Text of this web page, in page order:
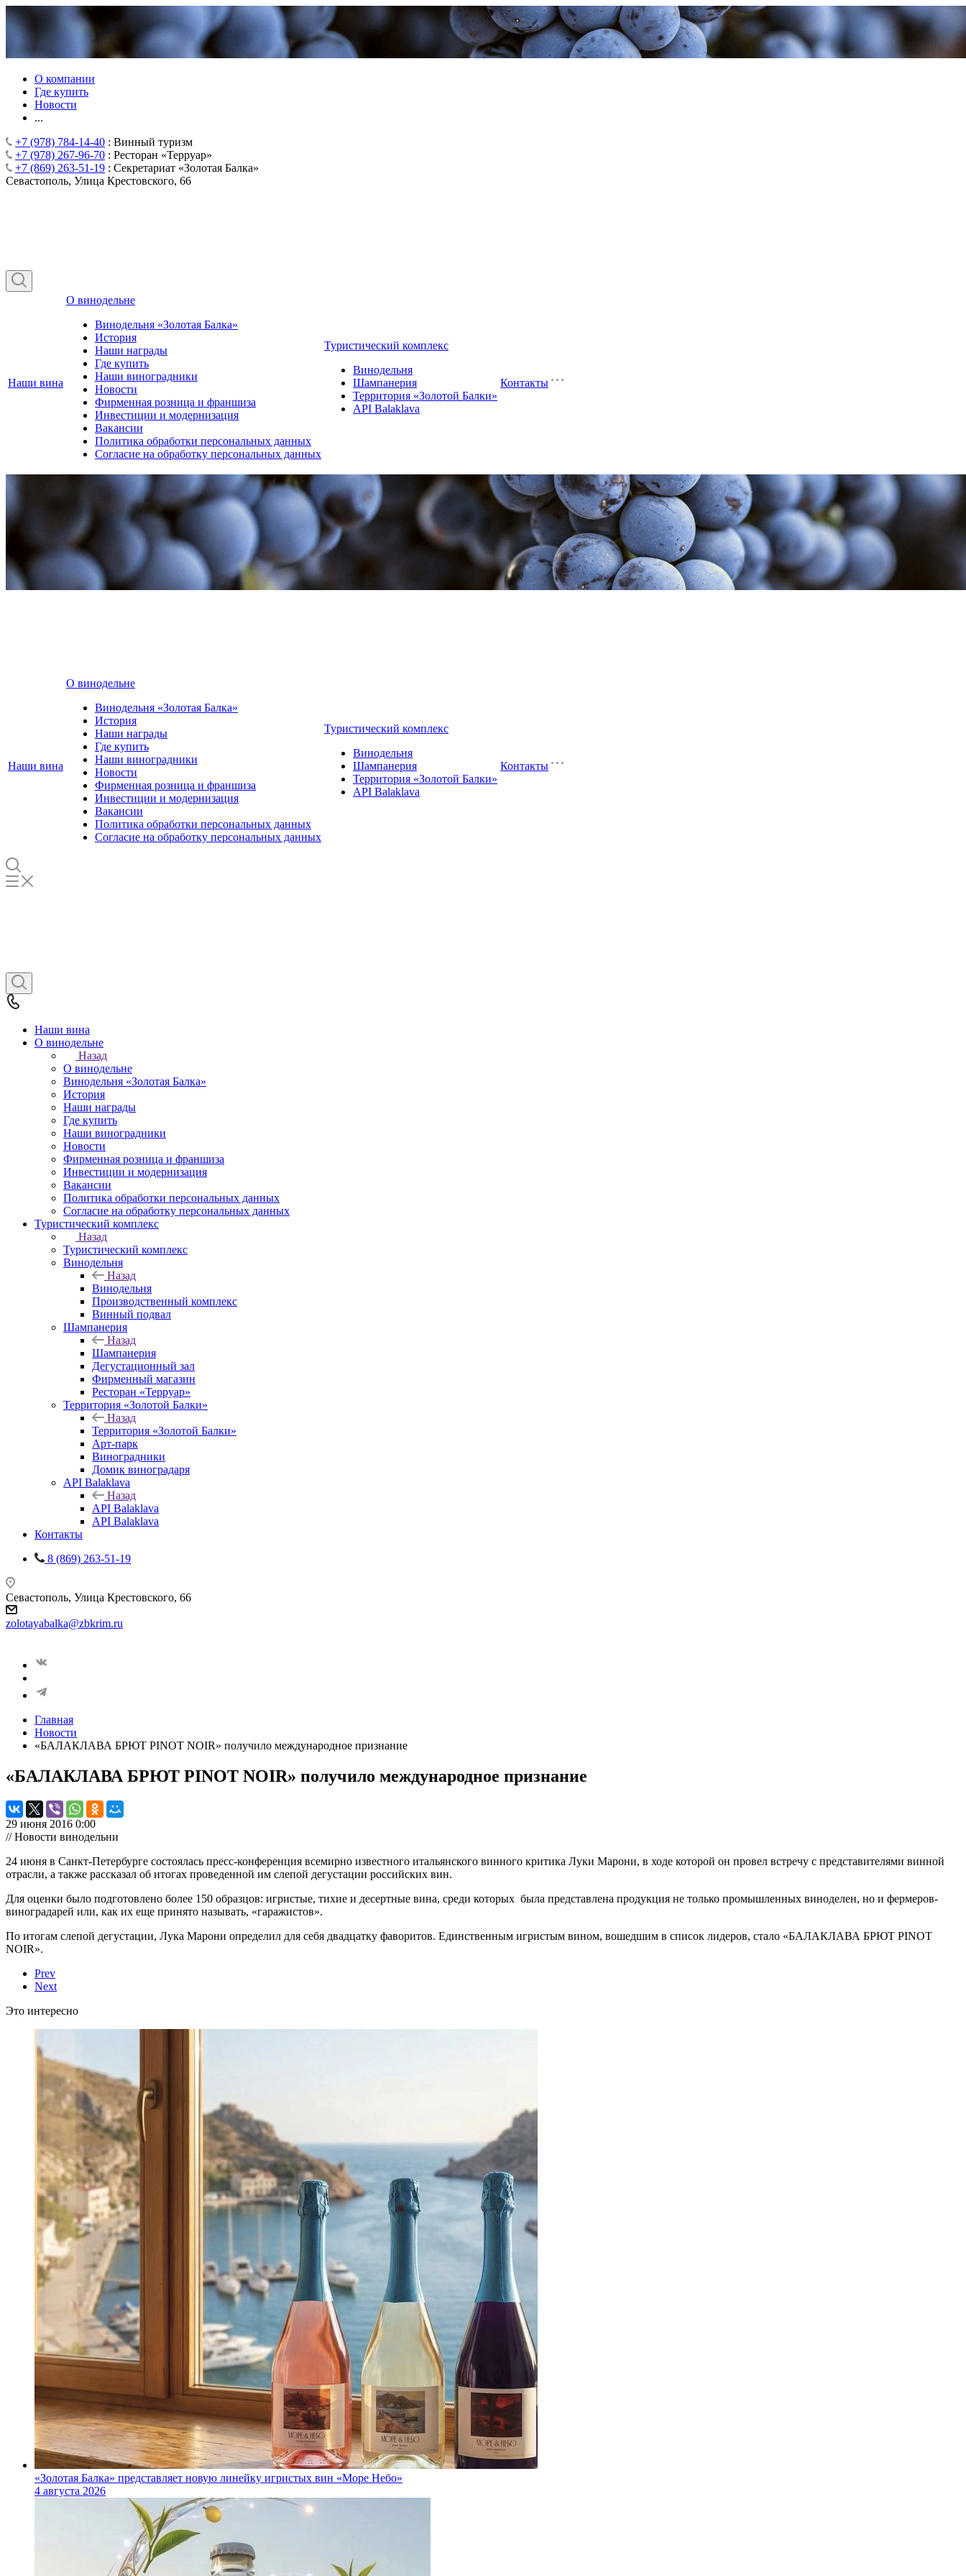
О компании
Где купить
Новости
...
+7 (978) 784-14-40 : Винный туризм
+7 (978) 267-96-70 : Ресторан «Терруар»
+7 (869) 263-51-19 : Секретариат «Золотая Балка»
Севастополь, Улица Крестовского, 66
Наши вина
О винодельне
Винодельня «Золотая Балка»
История
Наши награды
Где купить
Наши виноградники
Новости
Фирменная розница и франшиза
Инвестиции и модернизация
Вакансии
Политика обработки персональных данных
Согласие на обработку персональных данных
Туристический комплекс
Винодельня
Шампанерия
Территория «Золотой Балки»
API Balaklava
Контакты
Наши вина
О винодельне
Винодельня «Золотая Балка»
История
Наши награды
Где купить
Наши виноградники
Новости
Фирменная розница и франшиза
Инвестиции и модернизация
Вакансии
Политика обработки персональных данных
Согласие на обработку персональных данных
Туристический комплекс
Винодельня
Шампанерия
Территория «Золотой Балки»
API Balaklava
Контакты
Наши вина
О винодельне
Назад
О винодельне
Винодельня «Золотая Балка»
История
Наши награды
Где купить
Наши виноградники
Новости
Фирменная розница и франшиза
Инвестиции и модернизация
Вакансии
Политика обработки персональных данных
Согласие на обработку персональных данных
Туристический комплекс
Назад
Туристический комплекс
Винодельня
Назад
Винодельня
Производственный комплекс
Винный подвал
Шампанерия
Назад
Шампанерия
Дегустационный зал
Фирменный магазин
Ресторан «Терруар»
Территория «Золотой Балки»
Назад
Территория «Золотой Балки»
Арт-парк
Виноградники
Домик виноградаря
API Balaklava
Назад
API Balaklava
API Balaklava
Контакты
8 (869) 263-51-19
Севастополь, Улица Крестовского, 66
zolotayabalka@zbkrim.ru
Главная
Новости
«БАЛАКЛАВА БРЮТ PINOT NOIR» получило международное признание
«БАЛАКЛАВА БРЮТ PINOT NOIR» получило международное признание
29 июня 2016 0:00
// Новости винодельни
24 июня в Санкт-Петербурге состоялась пресс-конференция всемирно известного итальянского винного критика Луки Марони, в ходе которой он провел встречу с представителями винной
отрасли, а также рассказал об итогах проведенной им слепой дегустации российских вин.
Для оценки было подготовлено более 150 образцов: игристые, тихие и десертные вина, среди которых была представлена продукция не только промышленных виноделен, но и фермеров-
виноградарей или, как их еще принято называть, «гаражистов».
По итогам слепой дегустации, Лука Марони определил для себя двадцатку фаворитов. Единственным игристым вином, вошедшим в список лидеров, стало «БАЛАКЛАВА БРЮТ PINOT
NOIR».
Prev
Next
Это интересно
«Золотая Балка» представляет новую линейку игристых вин «Море Небо»
4 августа 2026